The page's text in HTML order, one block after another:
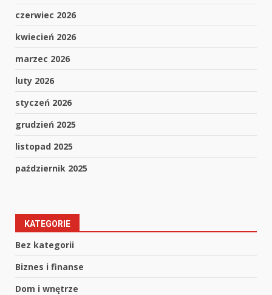
czerwiec 2026
kwiecień 2026
marzec 2026
luty 2026
styczeń 2026
grudzień 2025
listopad 2025
październik 2025
KATEGORIE
Bez kategorii
Biznes i finanse
Dom i wnętrze